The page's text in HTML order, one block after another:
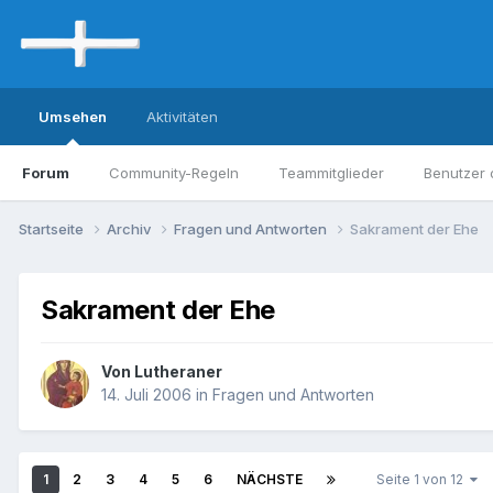
Umsehen
Forum Community-Regeln Teammitglieder Benutzer
Aktivitäten
Startseite Archiv Fragen und Antworten Sakrament der Ehe
Sakrament der Ehe
Von Lutheraner
14. Juli 2006 in Fragen und Antworten
1 2 3 4 5 6 NÄCHSTE Seite 1 von 12